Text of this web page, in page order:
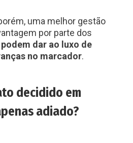
uma melhor gestão
por parte dos
podem dar ao luxo de
no marcador.
decidido em
adiado?